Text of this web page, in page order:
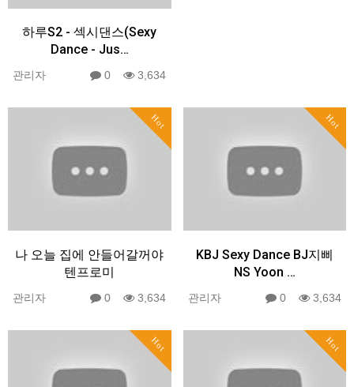
하루S2 - 섹시댄스(Sexy
Dance - Jus…
관리자 0 3,634
Hot
나 오늘 집에 안들어갈꺼야
텐프로미
관리자 0 3,634
Hot
KBJ Sexy Dance BJ지삐
NS Yoon …
관리자 0 3,634
Hot Hot